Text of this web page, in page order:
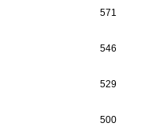
571
546
529
500